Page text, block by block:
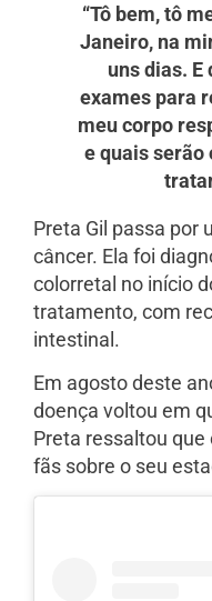
“Tô bem, tô
Janeiro, na
uns dias. E
exames para
meu corpo
e quais serão
Preta Gil passa por
câncer. Ela foi
colorretal no início
tratamento, com
intestinal.
Em agosto deste
doença voltou em
Preta ressaltou
fãs sobre o seu